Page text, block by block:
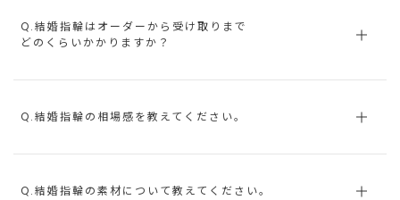
Q.結婚指輪はオーダーから受け取りまで
どのくらいかかりますか？
Q.結婚指輪の相場感を教えてください。
Q.結婚指輪の素材について教えてください。